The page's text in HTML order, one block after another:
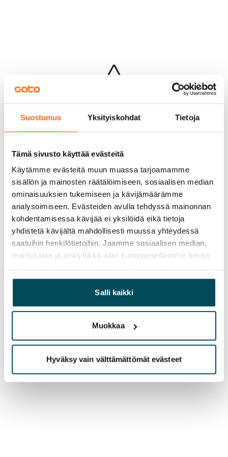
Suostumus Yksityiskohdat Tietoja
Tämä sivusto käyttää evästeitä
Käytämme evästeitä muun muassa tarjoamamme
sisällön ja mainosten räätälöimiseen, sosiaalisen median
ominaisuuksien tukemiseen ja kävijämäärämme
analysoimiseen. Evästeiden avulla tehdyssä mainonnan
kohdentamisessa kävijää ei yksilöidä eikä tietoja
yhdistetä kävijältä mahdollisesti muussa yhteydessä
saatuihin henkilötietoihin. Jaamme sosiaalisen median,
mainosalan ja analytiikka-alan kumppaneillemme tietoja
yhdistää näitä tietoja muihin tietoihin, joita olet antanut
heille tai joita on kerätty, kun olet käyttänyt heidän
palvelujaan.
Salli kaikki
Muokkaa
Hyväksy vain välttämättömät evästeet
Hups...
Jotakin meni pieleen sivun lataamisessa